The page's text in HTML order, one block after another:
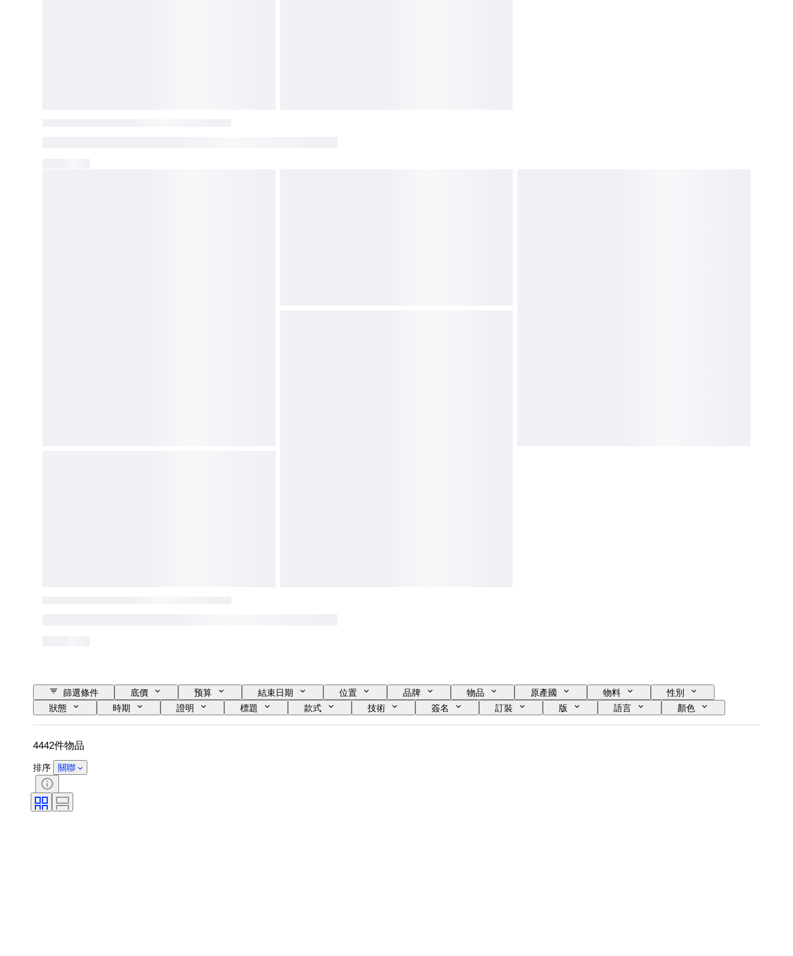
篩選條件 底價 预算 結束日期 位置 品牌 物品 原產國 物料
性別
狀態
時期 證明 標題 款式 技術 簽名 訂裝 版 語言
顏色
出售者：
藝術家 歸屬 時代
4442件物品
排序 關聯